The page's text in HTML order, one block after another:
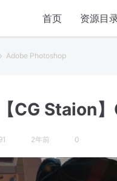
首页 资源目
Adobe Photoshop
【CG Staion
2年前 0